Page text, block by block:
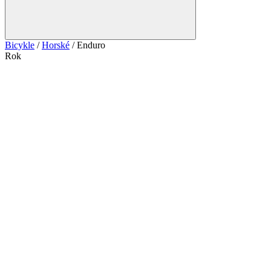
Bicykle / Horské / Enduro
Rok